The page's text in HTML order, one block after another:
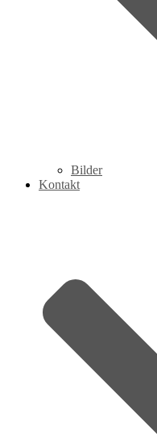
Bilder
Kontakt